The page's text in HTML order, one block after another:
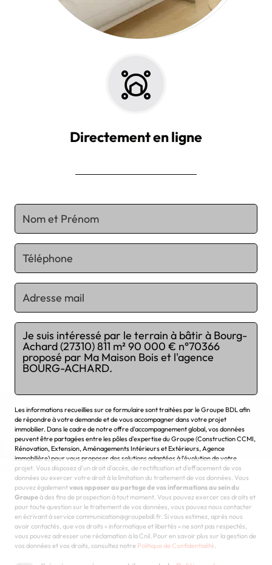
Directement en ligne
Chargement...
Les informations recueillies sur ce formulaire sont traitées par le Groupe BDL afin
de répondre à votre demande et de vous accompagner dans votre projet
immobilier. Dans le cadre de notre offre d'accompagnement global, vos données
peuvent être partagées entre les pôles d'expertise du Groupe (Construction CCMI,
Rénovation, Extension, Aménagements Intérieurs et Extérieurs, Agence
immobilière) pour vous proposer des solutions adaptées à l'évolution de votre
projet. Vous disposez d'un droit d'accès, de rectification et d'effacement de vos
données ou exercer votre droit à la limitation du traitement de vos données. Vous
pouvez égalementvous opposer au partage de vos informations au sein du
Groupeà des fins de prospection à tout moment. Vous pouvez exercer ces droits et
pour toute question sur le traitement de vos données, vous pouvez nous contacter
en écrivant à service communication@groupebdl.fr. Si vous estimez, après nous
avoir contactés, que vos droits « informatique et libertés » ne sont pas respectés,
vous pouvez adresser une réclamation à la Cnil. Pour en savoir plus sur la gestion de
vos données et vos droits, consultez notre Politique de Confidentialité.